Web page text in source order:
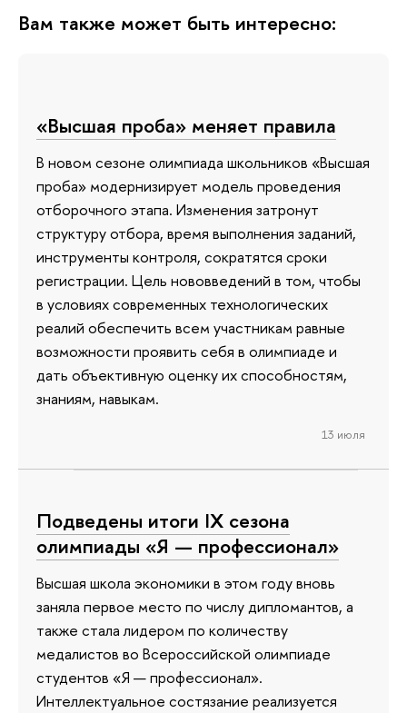
Вам также может быть интересно:
«Высшая проба» меняет правила
В новом сезоне олимпиада школьников «Высшая
проба» модернизирует модель проведения
отборочного этапа. Изменения затронут
структуру отбора, время выполнения заданий,
инструменты контроля, сократятся сроки
регистрации. Цель нововведений в том, чтобы
в условиях современных технологических
реалий обеспечить всем участникам равные
возможности проявить себя в олимпиаде и
дать объективную оценку их способностям,
знаниям, навыкам.
13 июля
Подведены итоги IX сезона
олимпиады «Я — профессионал»
Высшая школа экономики в этом году вновь
заняла первое место по числу дипломантов, а
также стала лидером по количеству
медалистов во Всероссийской олимпиаде
студентов «Я — профессионал».
Интеллектуальное состязание реализуется